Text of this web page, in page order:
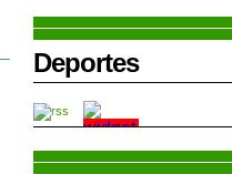
Deportes